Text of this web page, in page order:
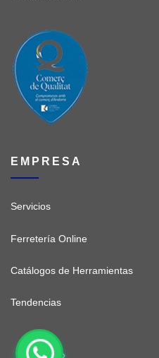
EMPRESA
Servicios
Ferretería Online
Catálogos de Herramientas
Tendencias